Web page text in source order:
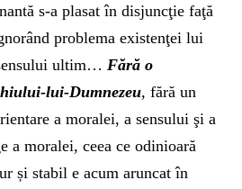
s-a plasat în disjuncţie faţă
problema existenţei lui
ultim… Fără o
lui-Dumnezeu, fără un
a moralei, a sensului şi a
a moralei, ceea ce odinioară
și stabil e acum aruncat în